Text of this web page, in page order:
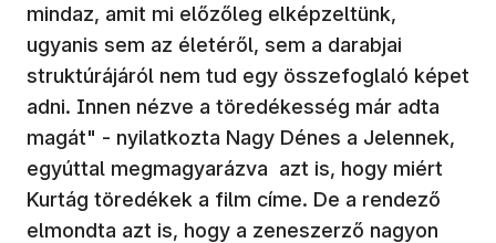
mindaz, amit mi előzőleg elképzeltünk,
ugyanis sem az életéről, sem a darabjai
struktúrájáról nem tud egy összefoglaló képet
adni. Innen nézve a töredékesség már adta
magát" - nyilatkozta Nagy Dénes a Jelennek,
egyúttal megmagyarázva azt is, hogy miért
Kurtág töredékek a film címe. De a rendező
elmondta azt is, hogy a zeneszerző nagyon